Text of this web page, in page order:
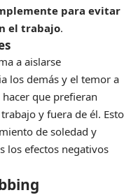
para evitar
el trabajo.
a aislarse
los demás y el temor a
que prefieran
y fuera de él. Esto
de soledad y
los efectos negativos